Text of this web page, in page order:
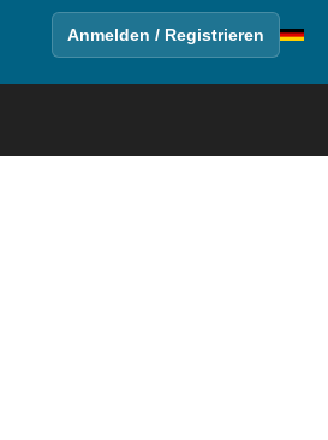
Anmelden / Registrieren